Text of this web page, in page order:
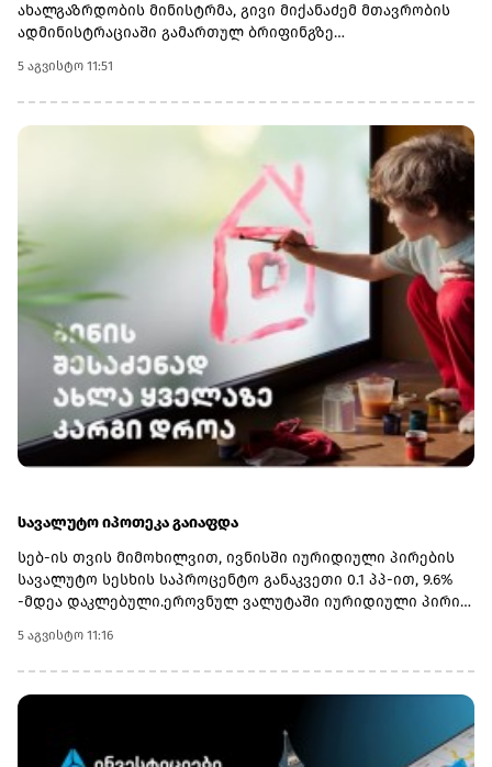
ახალგაზრდობის მინისტრმა, გივი მიქანაძემ მთავრობის
ადმინისტრაციაში გამართულ ბრიფინგზე
უნივერსიტეტის აგრარულმა პროგრამებმა განათლების
ხარისხის განვითარების ეროვნულ ცენტრში აკრედიტაციის
პროცესი უკვე წარმატებით გაიარეს. რაც შეეხება
სტუდენტებს, რომლებიც ამჟამად სწავლობენ სტუ-ის
აგრარულ მიმართულებებზე, ისინი სწავლას იმავე
უნივერსიტეტში დაასრულებენ.ამასთან, მიქანაძის თქმით,
უმაღლესი განათლების რეფორმის ფარგლებში
აკრედიტაცია გაიარა კიდევ ორმა რეგიონულმა
სასწავლებელმა - შოთა მესხიას სახელობის ზუგდიდის
სახელმწიფო უნივერსიტეტმა და სამცხე-ჯავახეთის
სახელმწიფო უნივერსიტეტმა, რომლებიც ტურიზმის
საგანმანათლებლო პროგრამებს
განახორციელებენ.მინისტრმა აღნიშნა, რომ რეგიონულ
უნივერსიტეტებში პრიორიტეტულ მიმართულებებად
სწორედ ვიწრო პროფილური სფეროები: პედაგოგიკა,
ტურიზმი და აგრარული პროგრამები განისაზღვრა, რის
გამოც იმ სასწავლებლებს, რომლებსაც ახალი
მიმართულებები დაემატათ, სტუდენტთა მიღების
კვოტებიც გაეზარდათ.
5 აგვისტო 11:51
სავალუტო იპოთეკა გაიაფდა
სებ-ის თვის მიმოხილვით, ივნისში იურიდიული პირების
სავალუტო სესხის საპროცენტო განაკვეთი 0.1 პპ-ით, 9.6%
-მდეა დაკლებული.ეროვნულ ვალუტაში იურიდიული პირის
დან.მიმოხილვაშის ასევე სავალუტო დაკრედიტების
აჩქარებაზეა აღნიშნული, ტემპი 0.4 პპ-ით, 14.2%-მდე
გაიზარდა,ხოლო ეროვნული ვალუტით კი 0.2 პპ-
ლარია. მ.შ. 10 მლრდ ლარია ადგილობრივ ვალუტაში, 4.2
მლრდ ლარამდე ეკვივალენტი კი უცხოურ ვალუტაში..
5 აგვისტო 11:16